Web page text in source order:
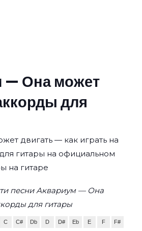
— Она может
для
двигать — как играть на
гитары на официальном
на гитаре
песни Аквариум — Она
для гитары
C C# Db D D# Eb E F F#